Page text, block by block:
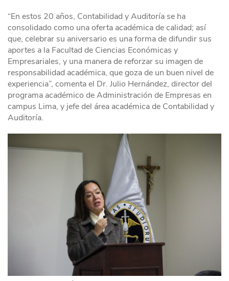
“En estos 20 años, Contabilidad y Auditoría se ha
consolidado como una oferta académica de calidad; así
que, celebrar su aniversario es una forma de difundir sus
aportes a la Facultad de Ciencias Económicas y
Empresariales, y una manera de reforzar su imagen de
responsabilidad académica, que goza de un buen nivel de
experiencia”, comenta el Dr. Julio Hernández, director del
programa académico de Administración de Empresas en
campus Lima, y jefe del área académica de Contabilidad y
Auditoría.